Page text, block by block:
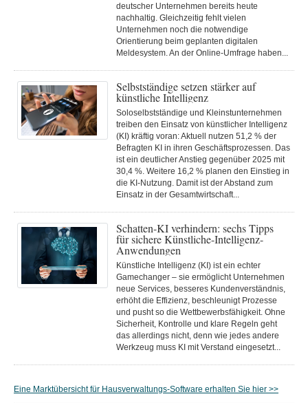
deutscher Unternehmen bereits heute
nachhaltig. Gleichzeitig fehlt vielen
Unternehmen noch die notwendige
Orientierung beim geplanten digitalen
Meldesystem. An der Online-Umfrage haben...
Selbstständige setzen stärker auf
künstliche Intelligenz
Soloselbstständige und Kleinstunternehmen
treiben den Einsatz von künstlicher Intelligenz
(KI) kräftig voran: Aktuell nutzen 51,2 % der
Befragten KI in ihren Geschäftsprozessen. Das
ist ein deutlicher Anstieg gegenüber 2025 mit
30,4 %. Weitere 16,2 % planen den Einstieg in
die KI-Nutzung. Damit ist der Abstand zum
Einsatz in der Gesamtwirtschaft...
Schatten-KI verhindern: sechs Tipps
für sichere Künstliche-Intelligenz-
Anwendungen
Künstliche Intelligenz (KI) ist ein echter
Gamechanger – sie ermöglicht Unternehmen
neue Services, besseres Kundenverständnis,
erhöht die Effizienz, beschleunigt Prozesse
und pusht so die Wettbewerbsfähigkeit. Ohne
Sicherheit, Kontrolle und klare Regeln geht
das allerdings nicht, denn wie jedes andere
Werkzeug muss KI mit Verstand eingesetzt...
Eine Marktübersicht für Hausverwaltungs-Software erhalten Sie hier >>